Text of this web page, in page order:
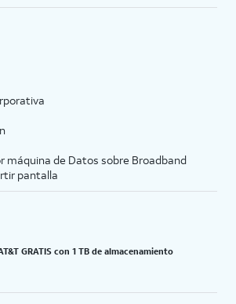
máquina de Datos sobre Broadband
pantalla
GRATIS con 1 TB de almacenamiento